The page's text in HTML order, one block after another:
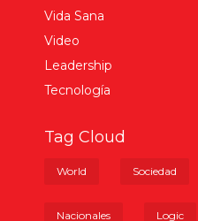
Vida Sana
Video
Leadership
Tecnología
Tag Cloud
World Sociedad
Nacionales Logic